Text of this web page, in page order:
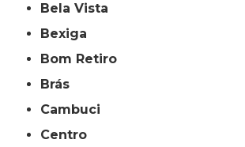
Bela Vista
Bexiga
Bom Retiro
Brás
Cambuci
Centro